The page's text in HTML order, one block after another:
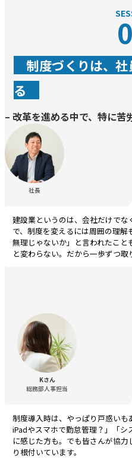
制度づくりは、
る
– 改革を進める中で、特に苦
社長
建設業というのは、会社だけで
で、制度を変えるには周囲の理
無理じゃないか」と言われたこ
と変わらない。だから一歩ずつ取
Kさん
総務部人事担当
制度導入時は、やっぱり戸惑い
iPadやスマホで勤怠管理？」「
に感じた方も。でも皆さんが協
り根付いています。